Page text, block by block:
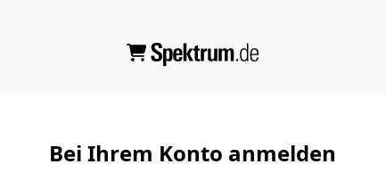
Bei Ihrem Konto anmelden